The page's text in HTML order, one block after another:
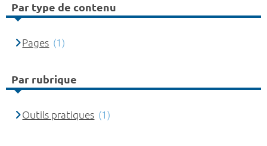
Par type de contenu
Pages (1)
Par rubrique
Outils pratiques (1)